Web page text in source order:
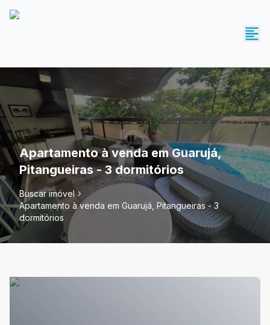
Apartamento à venda em Guarujá,
Pitangueiras - 3 dormitórios
Buscar imóvel
Apartamento à venda em Guarujá, Pitangueiras - 3
dormitórios